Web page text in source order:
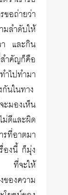
ขอถ่ายว่า
ลำดับให้
า และกิน
ำคัญก็คือ
ำไปทำมา
กันในทาง
มองเห็น
ดีและผิด
ที่อาตมา
องนี้ ก็มุ่ง
น ที่จะให้
องความ